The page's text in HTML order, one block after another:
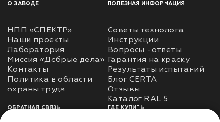
О ЗАВОДЕ
НПП «СПЕКТР»
Наши проекты
Лаборатория
Миссия «Добрые дела»
Контакты
Политика в области
ПОЛЕЗНАЯ ИНФОРМАЦИЯ
Советы технолога
Инструкции
Вопросы -ответы
Гарантия на краску
Результаты испытаний
Блог CERTA
Отзывы
Каталог RAL 5
ОБРАТНАЯ СВЯЗЬ ГДЕ КУПИТЬ